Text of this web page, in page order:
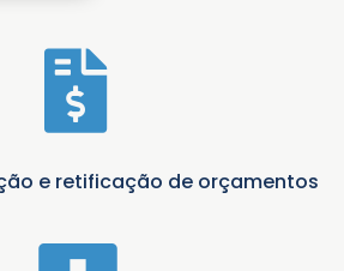

e retificação de orçamentos